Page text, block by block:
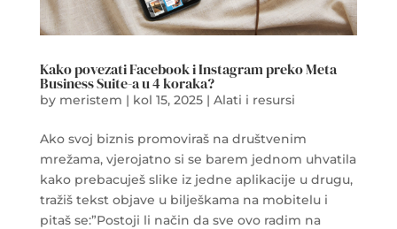
Kako povezati Facebook i Instagram preko Meta
Business Suite-a u 4 koraka?
by meristem | kol 15, 2025| Alati i resursi
Ako svoj biznis promoviraš na društvenim
mrežama, vjerojatno si se barem jednom uhvatila
kako prebacuješ slike iz jedne aplikacije u drugu,
tražiš tekst objave u bilješkama na mobitelu i
pitaš se:”Postoji li način da sve ovo radim na